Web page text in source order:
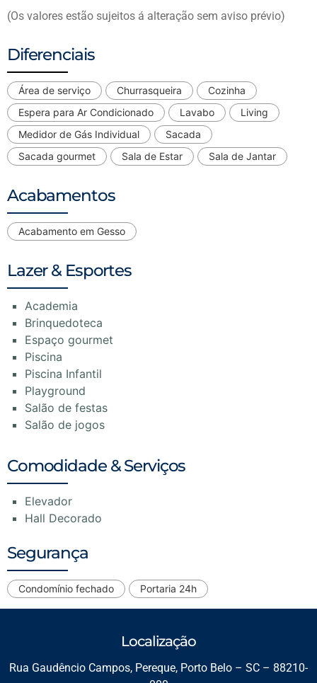
(Os valores estão sujeitos á alteração sem aviso prévio)
Diferenciais
Área de serviço Churrasqueira
Cozinha
Espera para Ar Condicionado
Lavabo
Living
Medidor de Gás Individual
Sacada
Sacada gourmet
Sala de Estar Sala de Jantar
Acabamentos
Acabamento em Gesso
Lazer & Esportes
Academia
Brinquedoteca
Espaço gourmet
Piscina
Piscina Infantil
Playground
Salão de festas
Salão de jogos
Comodidade & Serviços
Elevador
Hall Decorado
Segurança
Condomínio fechado Portaria 24h
Localização
Rua Gaudêncio Campos, Pereque, Porto Belo – SC – 88210-